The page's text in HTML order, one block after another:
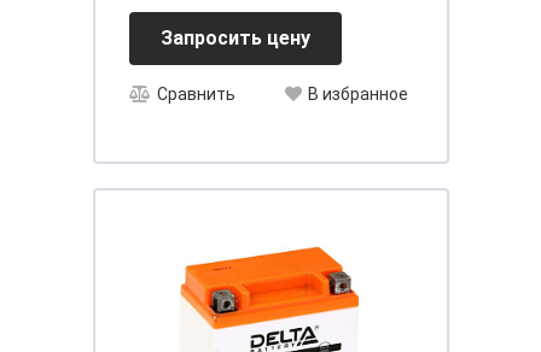
Запросить цену
Сравнить В избранное